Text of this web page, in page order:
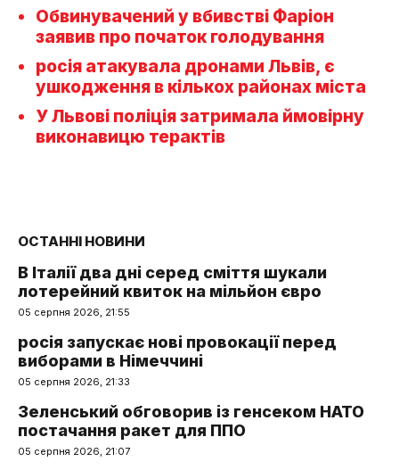
Обвинувачений у вбивстві Фаріон
заявив про початок голодування
росія атакувала дронами Львів, є
ушкодження в кількох районах міста
У Львові поліція затримала ймовірну
виконавицю терактів
ОСТАННІ НОВИНИ
В Італії два дні серед сміття шукали
лотерейний квиток на мільйон євро
05 серпня 2026, 21:55
росія запускає нові провокації перед
виборами в Німеччині
05 серпня 2026, 21:33
Зеленський обговорив із генсеком НАТО
постачання ракет для ППО
05 серпня 2026, 21:07